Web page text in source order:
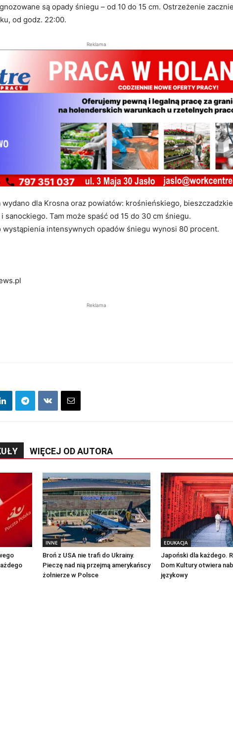
są opady śniegu – od 10 do 15 cm. Ostrzeżenie zacznie
od godz. 22:00.
Reklama
dla Krosna oraz powiatów: krośnieńskiego,
sanockiego. Tam może spaść od 15 do 30 cm śniegu.
intensywnych opadów śniegu wynosi 80 procent.
Reklama
WIĘCEJ OD AUTORA
INNE
Broń z USA nie trafi do Ukrainy.
Pieczę nad nią przejmą amerykańscy
żołnierze w Polsce
EDUKACJA
Japoński dla każdego.
Dom Kultury otwiera
językowy